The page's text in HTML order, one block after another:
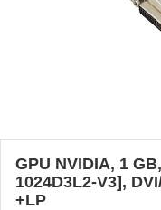
GPU NVIDIA, 1
1024D3L2-V3],
+LP